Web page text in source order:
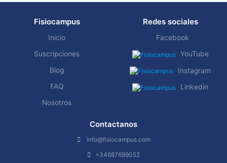
Fisiocampus
Inicio
Suscripciones
Blog
FAQ
Nosotros
Redes sociales
Facebook
YouTube
Instagram
Linkedin
Contactanos
info@fisiocampus.com
+34687699052